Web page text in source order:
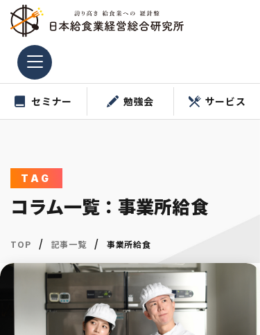
ツ
ス
セミナー 勉強会 サービス
TAG
コラム一覧：事業所給食
TOP / 記事一覧/ 事業所給食